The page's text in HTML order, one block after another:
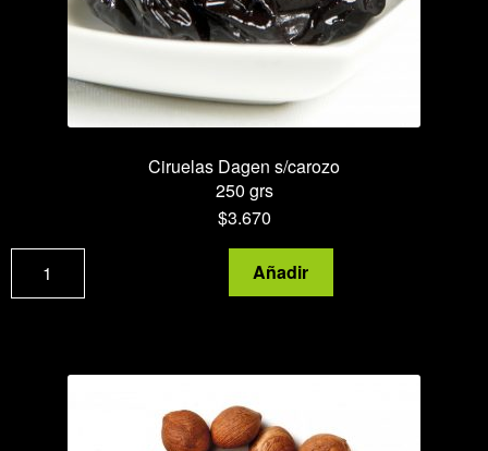
de
producto
Ciruelas Dagen s/carozo
250 grs
$3.670
Ciruelas
Dagen
Añadir